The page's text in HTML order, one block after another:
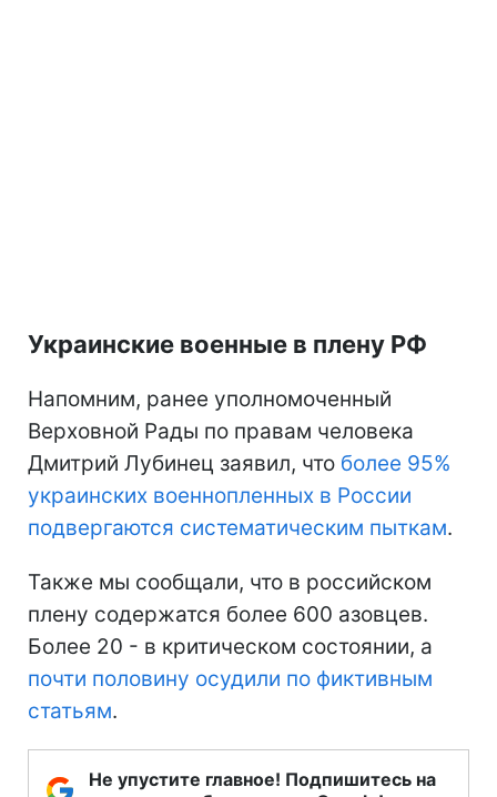
Украинские военные в плену РФ
Напомним, ранее уполномоченный
Верховной Рады по правам человека
Дмитрий Лубинец заявил, что более 95%
украинских военнопленных в России
подвергаются систематическим пыткам.
Также мы сообщали, что в российском
плену содержатся более 600 азовцев.
Более 20 - в критическом состоянии, а
почти половину осудили по фиктивным
статьям.
Не упустите главное! Подпишитесь на